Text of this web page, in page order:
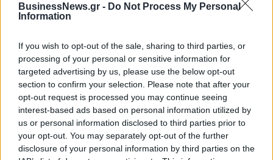
BusinessNews.gr - Do Not Process My Personal
Information
If you wish to opt-out of the sale, sharing to third parties, or
processing of your personal or sensitive information for
targeted advertising by us, please use the below opt-out
section to confirm your selection. Please note that after your
opt-out request is processed you may continue seeing
interest-based ads based on personal information utilized by
us or personal information disclosed to third parties prior to
your opt-out. You may separately opt-out of the further
disclosure of your personal information by third parties on the
Εθνικής Νεανίδων απέναντι
στην Ισλανδία
Στα 15 δισ. ευρώ ο στόχος για
νέα δάνεια το 2026 - Η
«ακτινογραφία» της
κερδοφορίας των τραπεζών το
α΄ εξάμηνο
Όμιλος ΔΕΗ: Νέα συμφωνία για χαρτοφυλάκιο έργων ΑΠΕ άνω των 2
GW σε Πολωνία και Ουγγαρία